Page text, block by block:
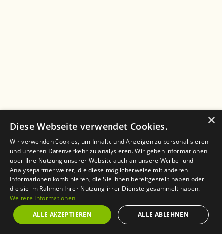
×
Diese Webseite verwendet Cookies.
Wir verwenden Cookies, um Inhalte und Anzeigen zu personalisieren
und unseren Datenverkehr zu analysieren. Wir geben Informationen
über Ihre Nutzung unserer Website auch an unsere Werbe- und
Analysepartner weiter, die diese möglicherweise mit anderen
Informationen kombinieren, die Sie ihnen bereitgestellt haben oder
die sie im Rahmen Ihrer Nutzung ihrer Dienste gesammelt haben.
Weitere Informationen
ALLE AKZEPTIEREN
ALLE ABLEHNEN